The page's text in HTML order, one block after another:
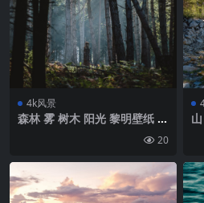
4k风景
森林 雾 树木 阳光 黎明壁纸 背
20